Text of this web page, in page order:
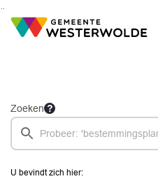
Ga naar de inhoud van deze pagina
Ga naar het zoeken
Ga naar het menu
Zoeken
U bevindt zich hier: